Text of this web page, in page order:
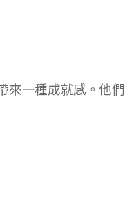
來一種成就感。他們